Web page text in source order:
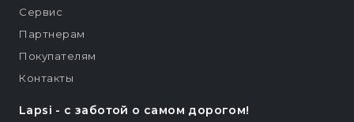
Lapsi - c заботой о самом дорогом!
Сервис
Партнерам
Покупателям
Контакты